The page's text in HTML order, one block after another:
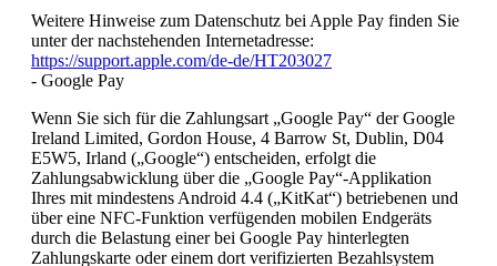
Weitere Hinweise zum Datenschutz bei Apple Pay finden Sie
unter der nachstehenden Internetadresse:
https://support.apple.com/de-de/HT203027
- Google Pay
Wenn Sie sich für die Zahlungsart „Google Pay“ der Google
Ireland Limited, Gordon House, 4 Barrow St, Dublin, D04
E5W5, Irland („Google“) entscheiden, erfolgt die
Zahlungsabwicklung über die „Google Pay“-Applikation
Ihres mit mindestens Android 4.4 („KitKat“) betriebenen und
über eine NFC-Funktion verfügenden mobilen Endgeräts
durch die Belastung einer bei Google Pay hinterlegten
Zahlungskarte oder einem dort verifizierten Bezahlsystem